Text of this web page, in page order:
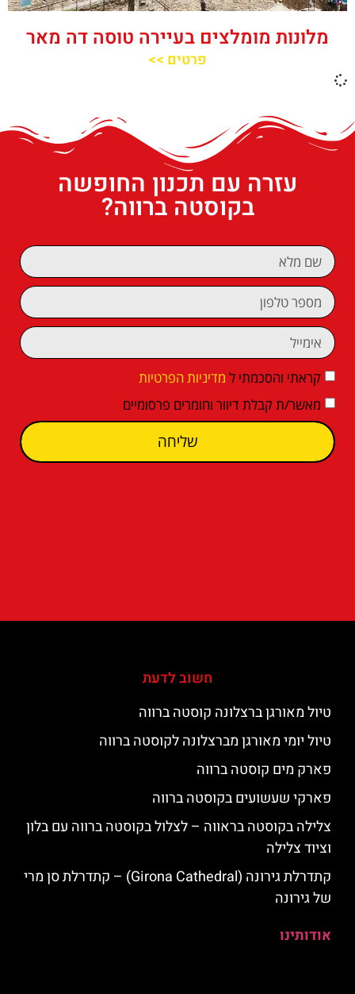
מלונות מומלצים בעיירה טוסה דה מאר
פרטים >>
עזרה עם תכנון החופשה
בקוסטה ברווה?
קראתי והסכמתי ל מדיניות הפרטיות
מאשר/ת קבלת דיוור וחומרים פרסומיים
שליחה
חשוב לדעת
טיול מאורגן ברצלונה קוסטה ברווה
טיול יומי מאורגן מברצלונה לקוסטה ברווה
פארק מים קוסטה ברווה
פארקי שעשועים בקוסטה ברווה
צלילה בקוסטה בראווה – לצלול בקוסטה ברווה עם בלון
וציוד צלילה
קתדרלת גירונה (Girona Cathedral) – קתדרלת סן מרי
של גירונה
אודותינו